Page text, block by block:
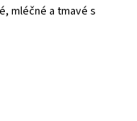
mléčné a tmavé s